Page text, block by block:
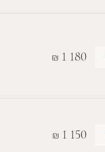
₪ 1 180
₪ 1 150